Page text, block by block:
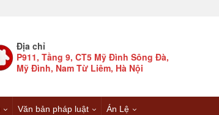
Địa chỉ
P911, Tầng 9, CT5 Mỹ Đình Sông Đà,
Mỹ Đình, Nam Từ Liêm, Hà Nội
Văn bản pháp luật Án Lệ